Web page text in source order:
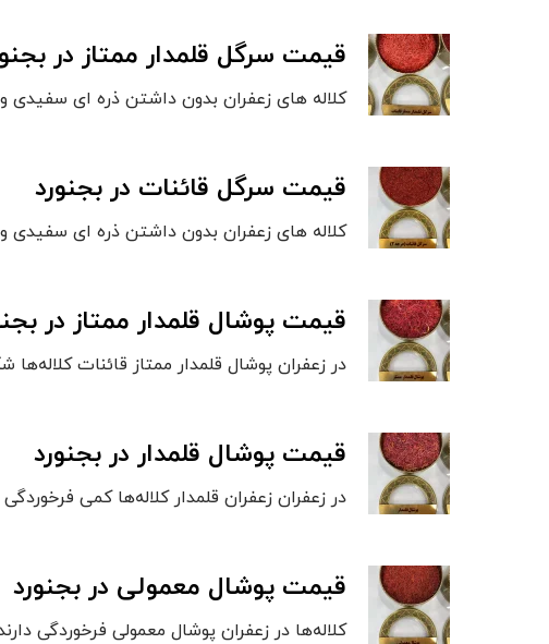
قیمت سرگل قلمدار ممتاز در
کلاله های زعفران بدون داشتن ذره ای سفیدی و
قیمت سرگل قائنات در بجنورد
کلاله های زعفران بدون داشتن ذره ای سفیدی و کلاله کاملا
قیمت پوشال قلمدار ممتاز در
در زعفران پوشال قلمدار ممتاز قائنات
قیمت پوشال قلمدار در بجنورد
در زعفران زعفران قلمدار کلاله‌ها کمی
قیمت پوشال معمولی در بجنورد
کلاله‌ها در زعفران پوشال معمولی فرخوردگی